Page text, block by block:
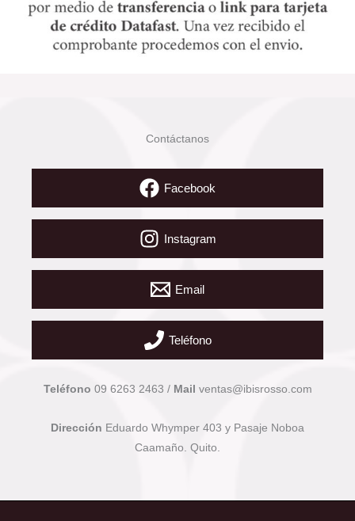
Contáctanos
Facebook
Instagram
Email
Teléfono
Teléfono 09 6263 2463 / Mail ventas@ibisrosso.com
Dirección Eduardo Whymper 403 y Pasaje Noboa
Caamaño. Quito.